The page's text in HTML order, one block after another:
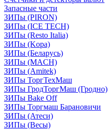
Запасные части
ЗИПы (PIRON)
ЗИПы (ICE TECH)
ЗИПы (Resto Italia)
ЗИПы (Kopa)
ЗИПы (Беларусь)
ЗИПы (MACH)
ЗИПы (Amitek)
ЗИПы ТоргТехМаш
ЗИПы ГродТоргМаш (Гродно)
ЗИПы Bake Off
ЗИПы Торгмаш Барановичи
ЗИПы (Атеси)
ЗИПы (Весы)